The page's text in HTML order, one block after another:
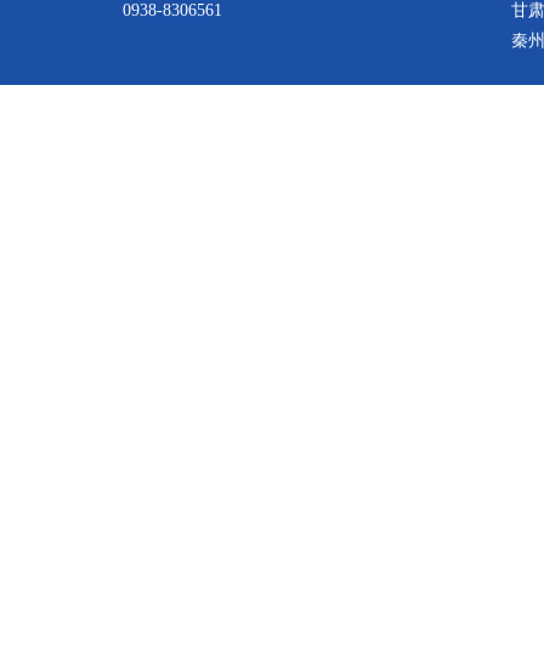
0938-8306561
甘
秦